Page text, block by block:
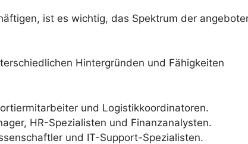
ist es wichtig, das Spektrum der
Hintergründen und Fähigkeiten
und Logistikkoordinatoren.
HR-Spezialisten und Finanzanalysten.
und IT-Support-Spezialisten.